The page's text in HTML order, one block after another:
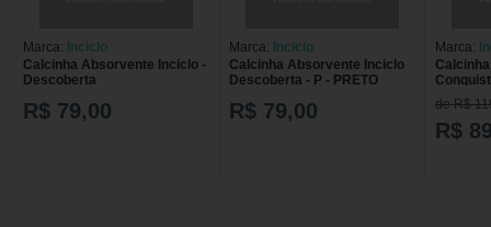
Marca: Inciclo
Calcinha Absorvente Inciclo -
Descoberta
R$ 79,00
Marca: Inciclo
Calcinha Absorvente Inciclo
Descoberta - P - PRETO
R$ 79,00
Marca:
de R$
R$